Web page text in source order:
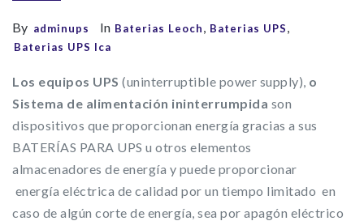
By adminups In Baterias Leoch, Baterias UPS,
Baterias UPS Ica
Los equipos UPS (uninterruptible power supply), o
Sistema de alimentación ininterrumpida son
dispositivos que proporcionan energía gracias a sus
BATERÍAS PARA UPS u otros elementos
almacenadores de energía y puede proporcionar
energía eléctrica de calidad por un tiempo limitado en
caso de algún corte de energía, sea por apagón eléctrico